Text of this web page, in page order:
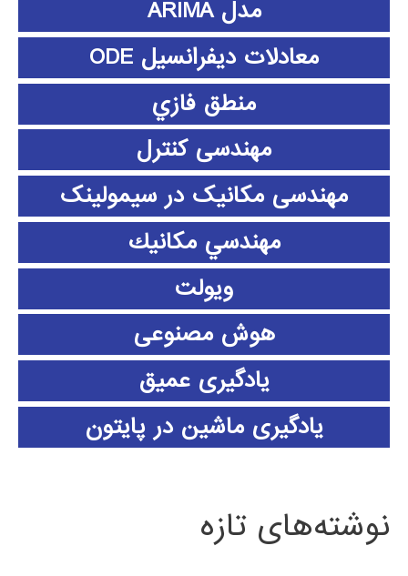
مدل ARIMA
معادلات دیفرانسیل ODE
منطق فازي
مهندسی کنترل
مهندسی مکانیک در سیمولینک
مهندسي مكانيك
ویولت
هوش مصنوعی
یادگیری عمیق
یادگیری ماشین در پایتون
نوشته‌های تازه